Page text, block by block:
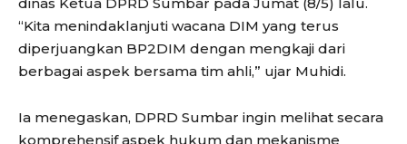
“Kita menindaklanjuti wacana DIM yang terus
diperjuangkan BP2DIM dengan mengkaji dari
berbagai aspek bersama tim ahli,” ujar Muhidi.
Ia menegaskan, DPRD Sumbar ingin melihat secara
komprehensif aspek hukum dan mekanisme